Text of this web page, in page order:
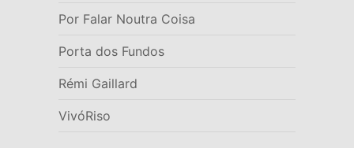
Por Falar Noutra Coisa
Porta dos Fundos
Rémi Gaillard
VivóRiso